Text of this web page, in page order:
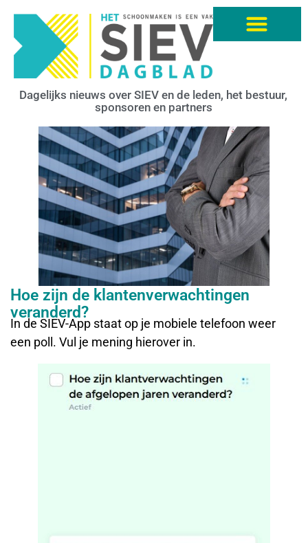
Dagelijks nieuws over SIEV en de leden, het bestuur,
sponsoren en partners
Hoe zijn de klantenverwachtingen
veranderd?
In de SIEV-App staat op je mobiele telefoon weer
een poll. Vul je mening hierover in.